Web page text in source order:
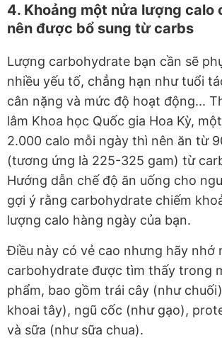
4. Khoảng một nửa lượng calo
nên được bổ sung từ carbs
Lượng carbohydrate bạn cần sẽ
nhiều yếu tố, chẳng hạn như tuổi
cân nặng và mức độ hoạt động...
lâm Khoa học Quốc gia Hoa Kỳ,
2.000 calo mỗi ngày thì nên ăn từ
(tương ứng là 225-325 gam) từ
Hướng dẫn chế độ ăn uống cho
gợi ý rằng carbohydrate chiếm
lượng calo hàng ngày của bạn.
Điều này có vẻ cao nhưng hãy nhớ
carbohydrate được tìm thấy trong
phẩm, bao gồm trái cây (như
khoai tây), ngũ cốc (như gạo),
và sữa (như sữa chua).